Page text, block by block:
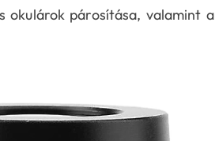
okulárok párosítása, valamint a